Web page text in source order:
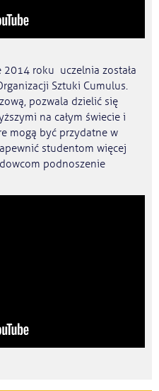
2014 roku uczelnia została
Sztuki Cumulus.
pozwala dzielić się
na całym świecie i
mogą być przydatne w
studentom więcej
podnoszenie